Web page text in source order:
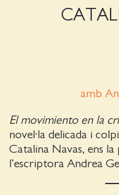
amb
El movimiento en la
novel·la delicada i
Catalina Navas, ens
l’escriptora Andrea